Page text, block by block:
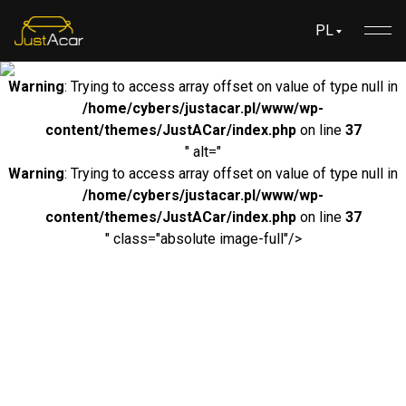
PL
Warning: Trying to access array offset on value of type null in
/home/cybers/justacar.pl/www/wp-
content/themes/JustACar/index.phpon line 37
" alt="
Warning: Trying to access array offset on value of type null in
/home/cybers/justacar.pl/www/wp-
content/themes/JustACar/index.phpon line 37
" class="absolute image-full"/>